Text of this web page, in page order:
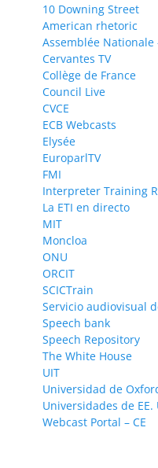
10 Downing Street
American rhetoric
Assemblée Nationale
Cervantes TV
Collège de France
Council Live
CVCE
ECB Webcasts
Elysée
EuroparlTV
FMI
Interpreter Training
La ETI en directo
MIT
Moncloa
ONU
ORCIT
SCICTrain
Servicio audiovisual
Speech bank
Speech Repository
The White House
UIT
Universidad de
Universidades de EE.
Webcast Portal – CE